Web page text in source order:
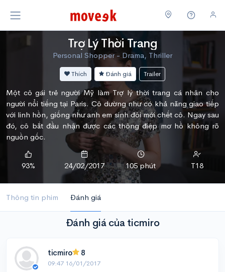
Trợ Lý Thời Trang
Personal Shopper - Drama, Thriller
Thích Đánh giá Trailer
Một cô gái trẻ người Mỹ làm Trợ lý thời trang cá nhân cho
người nổi tiếng tại Paris. Cô dường như có khả năng giao tiếp
với linh hồn, giống như anh em sinh đôi mới chết cô. Ngay sau
đó, cô bắt đầu nhận được các thông điệp mơ hồ không rõ
nguồn gốc.
93% 24/02/2017 105 phút T18
Thông tin phim Đánh giá
Đánh giá của ticmiro
ticmiro 8
09:47 16/01/2017